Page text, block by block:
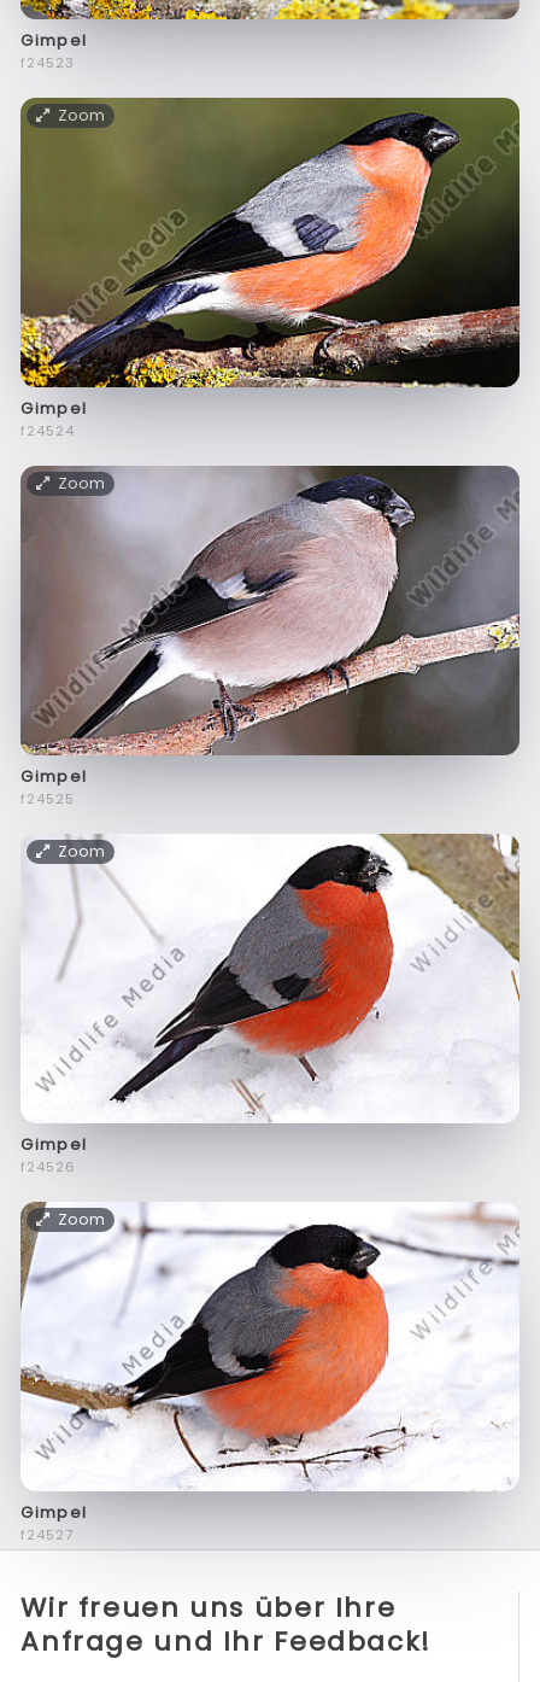
Gimpel
f24523
Zoom
Gimpel
f24524
Zoom
Gimpel
f24525
Zoom
Gimpel
f24526
Zoom
Gimpel
f24527
Wir freuen uns über Ihre
Anfrage und Ihr Feedback!